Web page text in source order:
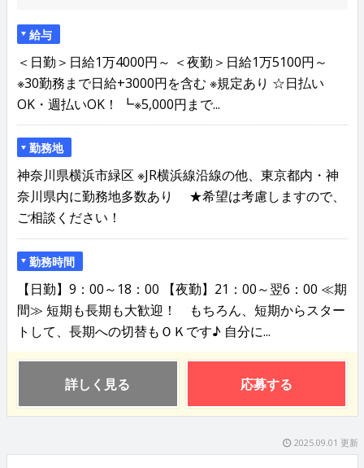
給与
＜日勤＞日給1万4000円～ ＜夜勤＞日給1万5100円～
※30勤務まで日給+3000円を含む ※規定あり ☆日払い
OK・週払いOK！ ┗※5,000円まで...
勤務地
神奈川県横浜市緑区 ※JR横浜線沿線の他、東京都内・神
奈川県内に勤務地多数あり ★希望は考慮しますので、
ご相談ください！
勤務時間
【日勤】9：00～18：00 【夜勤】21：00～翌6：00 ≪期
間≫ 短期も長期も大歓迎！ もちろん、短期からスター
トして、長期への切替もＯＫです♪ 自分に...
詳しく見る 応募する
2025.09.01 更新